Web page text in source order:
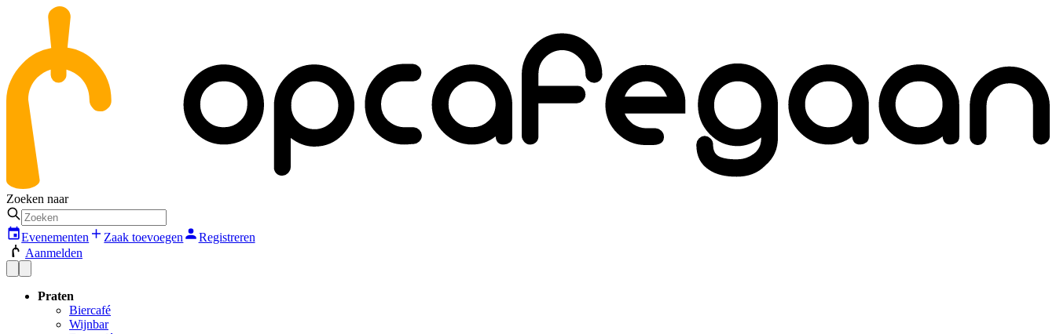
Zoeken naar
Evenementen Zaak toevoegen
Registreren
Aanmelden
Praten
Biercafé
Wijnbar